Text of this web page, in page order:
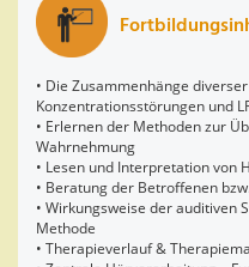
• Die Zusammenhänge
Konzentrationsstörungen und
• Erlernen der Methoden zur
Wahrnehmung
• Lesen und Interpretation von
• Beratung der Betroffenen
• Wirkungsweise der auditiven
Methode
• Therapieverlauf &